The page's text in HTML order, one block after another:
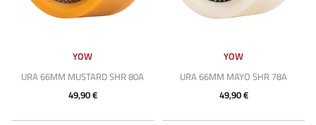
YOW
URA 66MM MUSTARD SHR 80A
49,90 €
YOW
URA 66MM MAYO SHR 78A
49,90 €